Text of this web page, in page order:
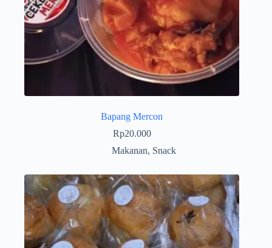
Bapang Mercon
Rp20.000
Makanan, Snack